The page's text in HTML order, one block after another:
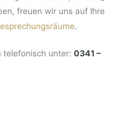
freuen wir uns auf Ihre
.
telefonisch unter: 0341 –